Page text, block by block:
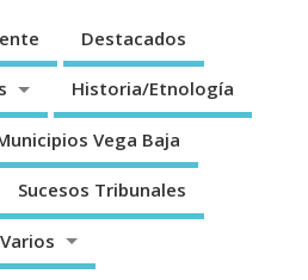
Destacados
Historia/Etnología
Vega Baja
Sucesos Tribunales
Varios